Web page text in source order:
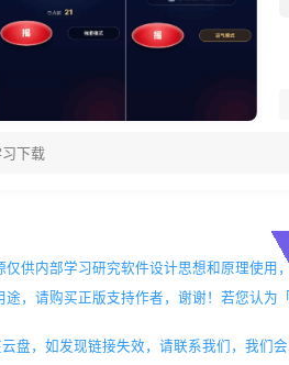
下载
仅供内部学习研究软件设计思想和原理使
途，请购买正版支持作者，谢谢！若您认为
盘，如发现链接失效，请联系我们，我们